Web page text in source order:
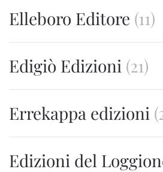
Elleboro Editore (11)
Edigiò Edizioni (21)
Errekappa edizioni
Edizioni del